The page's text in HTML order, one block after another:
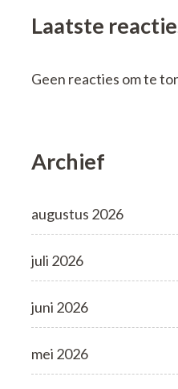
Laatste
Geen reacties om te
Archief
augustus 2026
juli 2026
juni 2026
mei 2026